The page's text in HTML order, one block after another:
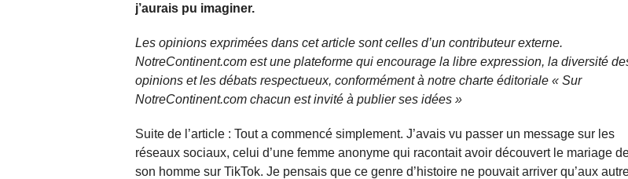
j’aurais pu imaginer.
Les opinions exprimées dans cet article sont celles d’un contributeur externe.
NotreContinent.com est une plateforme qui encourage la libre expression, la diversité
opinions et les débats respectueux, conformément à notre charte éditoriale « Sur
NotreContinent.com chacun est invité à publier ses idées »
Suite de l’article : Tout a commencé simplement. J’avais vu passer un message sur les
réseaux sociaux, celui d’une femme anonyme qui racontait avoir découvert le mariage
son homme sur TikTok. Je pensais que ce genre d’histoire ne pouvait arriver qu’aux